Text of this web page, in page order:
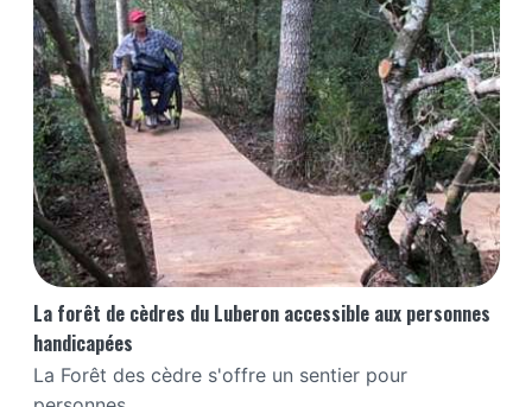
La forêt de cèdres du Luberon accessible aux personnes
handicapées
La Forêt des cèdre s'offre un sentier pour